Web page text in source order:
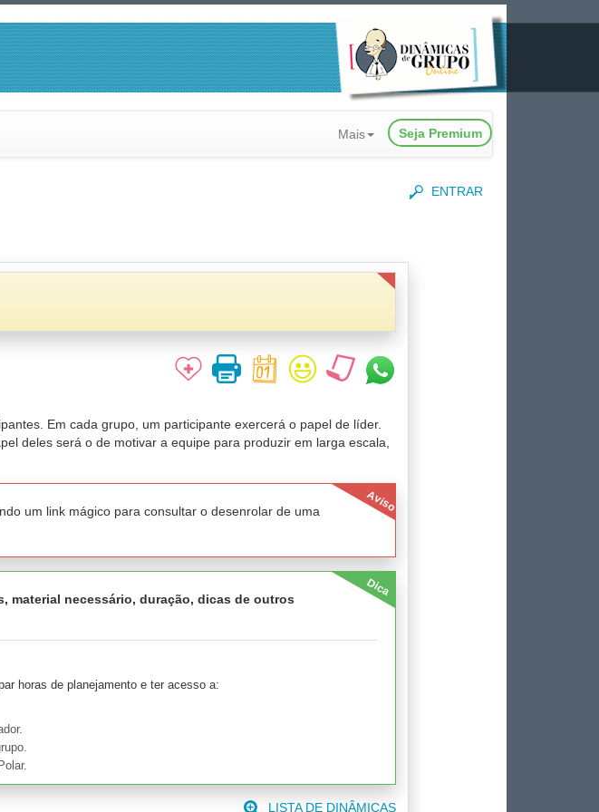
Mais Seja Premium
ENTRAR
Em cada grupo, um participante exercerá o papel de líder.
deles será o de motivar a equipe para produzir em larga escala,
Aviso
um link mágico para consultar o desenrolar de uma
Dica
material necessário, duração, dicas de outros
horas de planejamento e ter acesso a:
LISTA DE DINÂMICAS